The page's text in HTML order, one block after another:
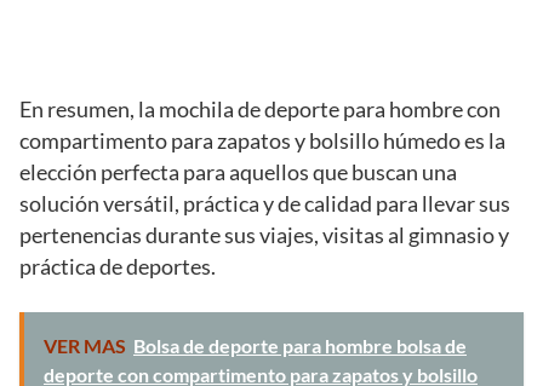
En resumen, la mochila de deporte para hombre con
compartimento para zapatos y bolsillo húmedo es la
elección perfecta para aquellos que buscan una
solución versátil, práctica y de calidad para llevar sus
pertenencias durante sus viajes, visitas al gimnasio y
práctica de deportes.
VER MAS Bolsa de deporte para hombre bolsa de
deporte con compartimento para zapatos y bolsillo